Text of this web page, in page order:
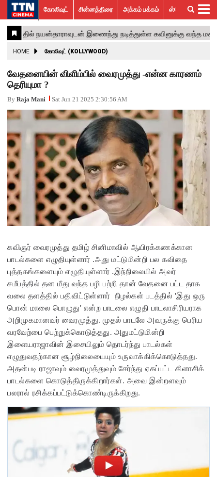
கோலிவுட்
சின்னத்திரை
பாலிவுட்
ஹாலிவுட்
அக்கம்
பக்கம்
ஸ்பெஷல்
ஸ்டோரீஸ்
விமர்சனம்
GALLERY
ACTRESS
MOVIESTILLS
EVENTS
VIDEOS
What’s
Hot
Trending
News
கோலிவுட் சின்னத்திரை அக்கம் பக்கம் ஸ்பெஷல் ஸ்டோரீஸ்
HOME கோலிவுட் (KOLLYWOOD)
வேதனையின் விளிம்பில் வைரமுத்து -என்ன காரணம்
தெரியுமா ?
By Raja Mani Sat Jun 21 2025 2:30:56 AM
கவிஞர் வைரமுத்து தமிழ் சினிமாவில் ஆயிரக்கணக்கான
பாடல்களை எழுதியுள்ளார் .அது மட்டுமின்றி பல கவிதை
புத்தகங்களையும் எழுதியுள்ளார் .இந்நிலையில் அவர்
சமீபத்தில் தன மீது வந்த பழி பற்றி தான் வேதனை பட்ட தாக
வலை தளத்தில் பதிவிட்டுள்ளார் நிழல்கள் படத்தில் 'இது ஒரு
பொன் மாலை பொழுது' என்ற பாடலை எழுதி பாடலாசிரியராக
அறிமுகமானவர் வைரமுத்து. முதல் பாடலே அவருக்கு பெரிய
வரவேற்பை பெற்றுக்கொடுத்தது. அதுமட்டுமின்றி
இளையராஜாவின் இசையிலும் தொடர்ந்து பாடல்கள்
எழுதுவதற்கான சூழ்நிலையையும் உருவாக்கிக்கொடுத்தது.
அதன்படி ராஜாவும் வைரமுத்துவும் சேர்ந்து ஏகப்பட்ட கிளாசிக்
பாடல்களை கொடுத்திருக்கிறார்கள். அவை இன்றளவும்
பலரால் ரசிக்கப்பட்டுக்கொண்டிருக்கிறது.